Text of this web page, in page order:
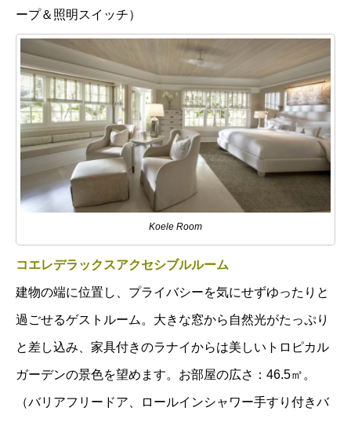
ープ＆照明スイッチ）
Koele Room
コエレデラックスアクセシブルルーム
建物の端に位置し、プライバシーを気にせずゆったりと
過ごせるゲストルーム。大きな窓から自然光がたっぷり
と差し込み、家具付きのラナイからは美しいトロピカル
ガーデンの景色を望めます。お部屋の広さ：46.5㎡。
（バリアフリードア、ロールインシャワー手すり付きバ